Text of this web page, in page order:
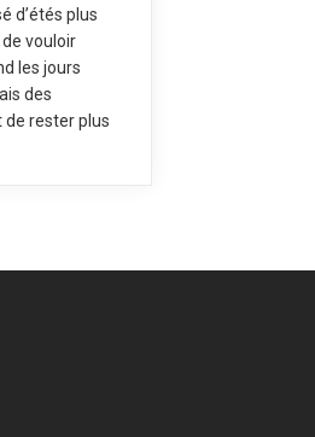
d’étés plus
vouloir
les jours
des
rester plus